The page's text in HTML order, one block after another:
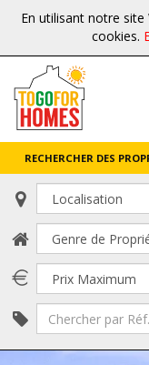
En utilisant notre
cookies.
RECHERCHER DES